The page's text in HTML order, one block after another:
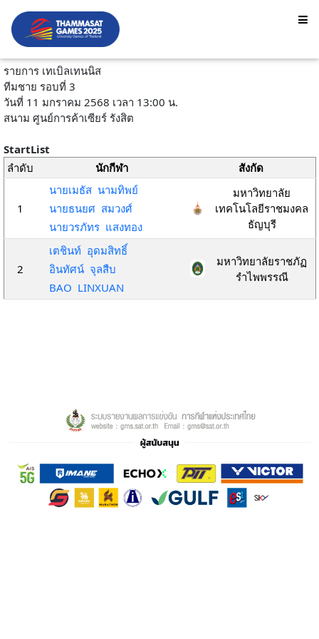
รายการ เทเบิลเทนนิส
ทีมชาย รอบที่ 3
วันที่ 11 มกราคม 2568 เวลา 13:00 น.
สนาม ศูนย์การค้าเซียร์ รังสิต
StartList
ลำดับ
นักกีฬา สังกัด
1
นายเมธัส นามทิพย์
นายธนยศ สมวงศ์
นายวรภัทร แสงทอง
มหาวิทยาลัย
เทคโนโลยีราชมงคล
ธัญบุรี
2
เตชินท์ อุดมสิทธิ์
อินทัศน์ จุลสืบ
BAO LINXUAN
มหาวิทยาลัยราชภัฏ
รำไพพรรณี